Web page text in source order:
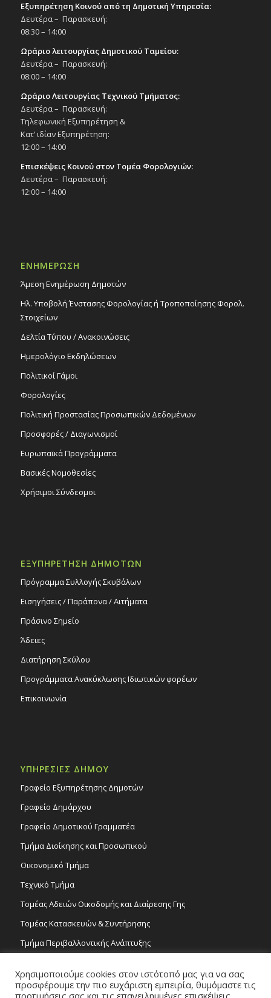
Εξυπηρέτηση Κοινού από τη Δημοτική Υπηρεσία:
Δευτέρα – Παρασκευή:
08:30 – 14:00
Ωράριο λειτουργίας Δημοτικού Ταμείου:
Δευτέρα – Παρασκευή:
08:00 – 14:00
Ωράριο Λειτουργίας Τεχνικού Τμήματος:
Δευτέρα – Παρασκευή:
Τηλεφωνική Εξυπηρέτηση &
Κατ’ ιδίαν Εξυπηρέτηση:
12:00 – 14:00
Επισκέψεις Κοινού στον Τομέα Φορολογιών:
Δευτέρα – Παρασκευή:
12:00 – 14:00
ΕΝΗΜΕΡΩΣΗ
Άμεση Ενημέρωση Δημοτών
Ηλ. Υποβολή Ένστασης Φορολογίας ή Τροποποίησης Φορολ.
Στοιχείων
Δελτία Τύπου / Ανακοινώσεις
Ημερολόγιο Εκδηλώσεων
Πολιτικοί Γάμοι
Φορολογίες
Πολιτική Προστασίας Προσωπικών Δεδομένων
Προσφορές / Διαγωνισμοί
Ευρωπαϊκά Προγράμματα
Βασικές Νομοθεσίες
Χρήσιμοι Σύνδεσμοι
ΕΞΥΠΗΡΕΤΗΣΗ ΔΗΜΟΤΩΝ
Πρόγραμμα Συλλογής Σκυβάλων
Εισηγήσεις / Παράπονα / Αιτήματα
Πράσινο Σημείο
Άδειες
Διατήρηση Σκύλου
Προγράμματα Ανακύκλωσης Ιδιωτικών φορέων
Επικοινωνία
ΥΠΗΡΕΣΙΕΣ ΔΗΜΟΥ
Γραφείο Εξυπηρέτησης Δημοτών
Γραφείο Δημάρχου
Γραφείο Δημοτικού Γραμματέα
Τμήμα Διοίκησης και Προσωπικού
Οικονομικό Τμήμα
Τεχνικό Τμήμα
Τομέας Αδειών Οικοδομής και Διαίρεσης Γης
Τομέας Κατασκευών & Συντήρησης
Τμήμα Περιβαλλοντικής Ανάπτυξης
Τομέας Γραμμάτων και Τεχνών
Χρησιμοποιούμε cookies στον ιστότοπό μας για να σας
προσφέρουμε την πιο ευχάριστη εμπειρία, θυμόμαστε τις
προτιμήσεις σας και τις επανειλημμένες επισκέψεις.